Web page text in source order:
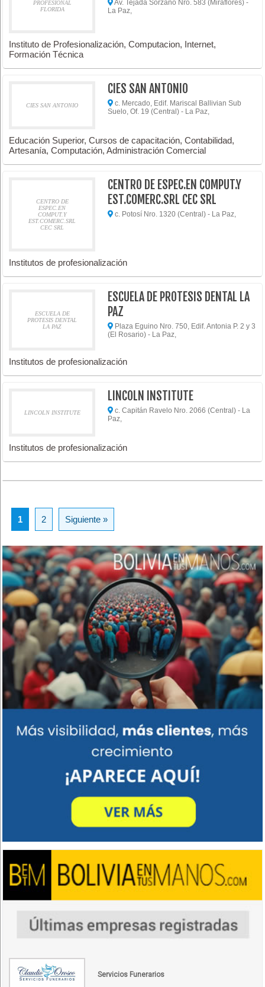
PROFESIONAL
FLORIDA
Av. Tejada Sorzano Nro. 583 (Miraflores) -
La Paz,
Instituto de Profesionalización, Computacion, Internet,
Formación Técnica
CIES SAN ANTONIO
CIES SAN ANTONIO
c. Mercado, Edif. Mariscal Ballivian Sub
Suelo, Of. 19 (Central) - La Paz,
Educación Superior, Cursos de capacitación, Contabilidad,
Artesanía, Computación, Administración Comercial
CENTRO DE
ESPEC.EN
COMPUT.Y
EST.COMERC.SRL
CEC SRL
CENTRO DE ESPEC.EN COMPUT.Y
EST.COMERC.SRL CEC SRL
c. Potosí Nro. 1320 (Central) - La Paz,
Institutos de profesionalización
ESCUELA DE
PROTESIS DENTAL
LA PAZ
ESCUELA DE PROTESIS DENTAL LA
PAZ
Plaza Eguino Nro. 750, Edif. Antonia P. 2 y 3
(El Rosario) - La Paz,
Institutos de profesionalización
LINCOLN INSTITUTE
LINCOLN INSTITUTE
c. Capitán Ravelo Nro. 2066 (Central) - La
Paz,
Institutos de profesionalización
1 2 Siguiente »
Servicios Funerarios